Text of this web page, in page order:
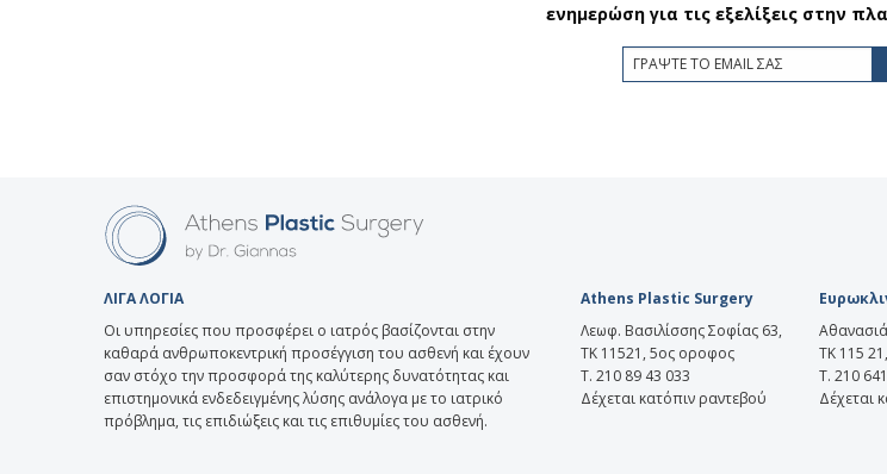
ενημερώση για τις εξελίξεις στην
ΛΙΓΑ ΛΟΓΙΑ
Οι υπηρεσίες που προσφέρει ο ιατρός βασίζονται στην
καθαρά ανθρωποκεντρική προσέγγιση του ασθενή και έχουν
σαν στόχο την προσφορά της καλύτερης δυνατότητας και
επιστημονικά ενδεδειγμένης λύσης ανάλογα με το ιατρικό
πρόβλημα, τις επιδιώξεις και τις επιθυμίες του ασθενή.
Athens Plastic Surgery
Λεωφ. Βασιλίσσης Σοφίας 63,
ΤΚ 11521, 5ος οροφος
T. 210 89 43 033
Δέχεται κατόπιν ραντεβού
ΤΚ 115
Τ. 210
Δέχεται